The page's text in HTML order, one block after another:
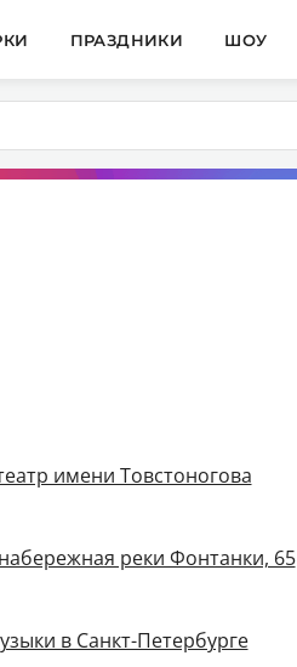
ПРАЗДНИКИ ШОУ
имени Товстоногова
реки Фонтанки, 65
в Санкт-Петербурге